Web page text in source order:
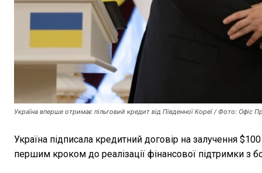
Україна вперше отримає пільговий кредит від Південної Кореї / Фото: Офіс
Україна підписала кредитний договір на залучення
першим кроком до реалізації фінансової підтримки з